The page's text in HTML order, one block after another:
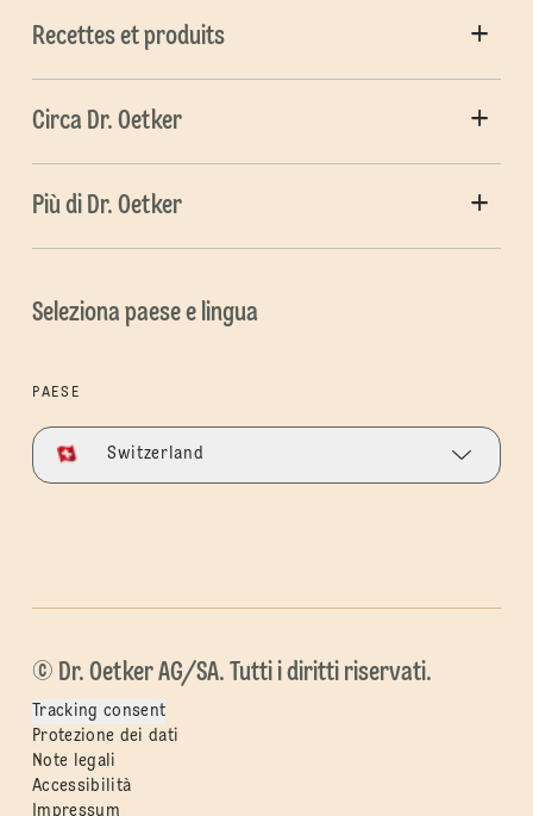
Recettes et produits
Circa Dr. Oetker
Più di Dr. Oetker
Seleziona paese e lingua
PAESE
Switzerland
© Dr. Oetker AG/SA. Tutti i diritti riservati.
Tracking consent
Protezione dei dati
Note legali
Accessibilità
Impressum